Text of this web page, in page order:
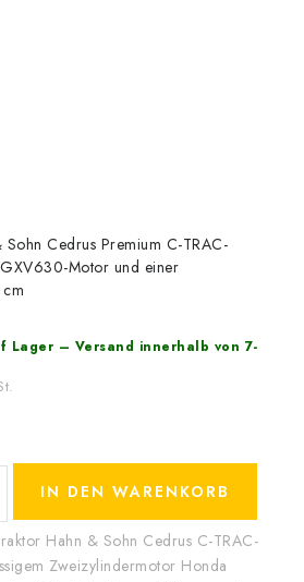
Cedrus Premium C-TRAC-
Motor und einer
Lager – Versand innerhalb von 7-
IN DEN WARENKORB
Hahn & Sohn Cedrus C-TRAC-
Zweizylindermotor Honda